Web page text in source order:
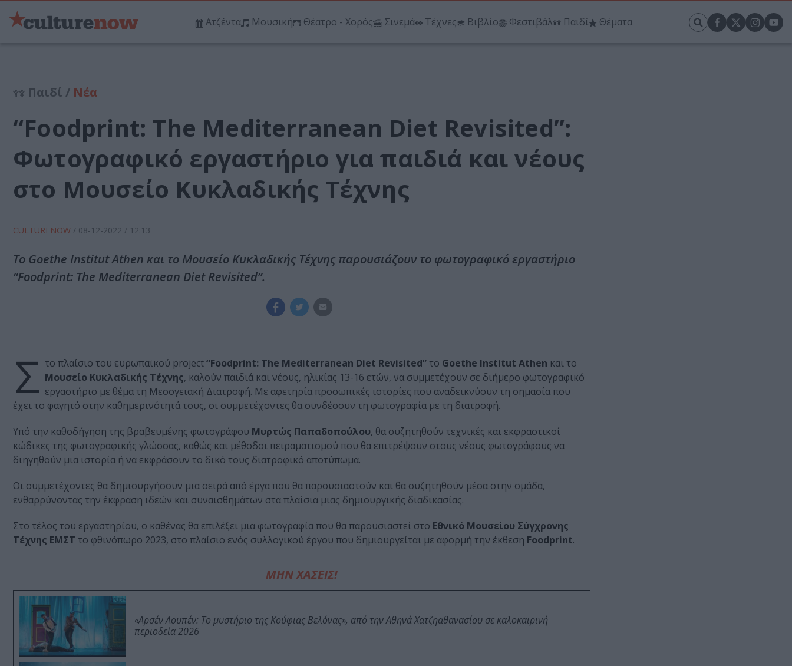
Ατζέντα Μουσική Θέατρο - Χορός Σινεμά Τέχνες Βιβλίο Φεστιβάλ Παιδί Θέματα
Παιδί / Νέα
“Foodprint: The Mediterranean Diet Revisited”:
Φωτογραφικό εργαστήριο για παιδιά και νέους
στο Μουσείο Κυκλαδικής Τέχνης
CULTURENOW / 08-12-2022 / 12:13
Το Goethe Institut Athen και το Μουσείο Κυκλαδικής Τέχνης παρουσιάζουν το φωτογραφικό εργαστήριο
“Foodprint: The Mediterranean Diet Revisited”.
Σ το πλαίσιο του ευρωπαϊκού project“Foodprint: The Mediterranean Diet Revisited” το Goethe Institut Athen και το
Μουσείο Κυκλαδικής Τέχνης, καλούν παιδιά και νέους, ηλικίας 13-16 ετών, να συμμετέχουν σε διήμερο φωτογραφικό
εργαστήριο με θέμα τη Μεσογειακή Διατροφή. Με αφετηρία προσωπικές ιστορίες που αναδεικνύουν τη σημασία που
έχει το φαγητό στην καθημερινότητά τους, οι συμμετέχοντες θα συνδέσουν τη φωτογραφία με τη διατροφή.
Υπό την καθοδήγηση της βραβευμένης φωτογράφου Μυρτώς Παπαδοπούλου, θα συζητηθούν τεχνικές και εκφραστικοί
κώδικες της φωτογραφικής γλώσσας, καθώς και μέθοδοι πειραματισμού που θα επιτρέψουν στους νέους φωτογράφους να
διηγηθούν μια ιστορία ή να εκφράσουν το δικό τους διατροφικό αποτύπωμα.
Οι συμμετέχοντες θα δημιουργήσουν μια σειρά από έργα που θα παρουσιαστούν και θα συζητηθούν μέσα στην ομάδα,
ενθαρρύνοντας την έκφραση ιδεών και συναισθημάτων στα πλαίσια μιας δημιουργικής διαδικασίας.
Στο τέλος του εργαστηρίου, ο καθένας θα επιλέξει μια φωτογραφία που θα παρουσιαστεί στο Εθνικό Μουσείου Σύγχρονης
Τέχνης ΕΜΣΤ το φθινόπωρο 2023, στο πλαίσιο ενός συλλογικού έργου που δημιουργείται με αφορμή την έκθεση Foodprint.
ΜΗΝ ΧΑΣΕΙΣ!
«Αρσέν Λουπέν: Το μυστήριο της Κούφιας Βελόνας», από την Αθηνά Χατζηαθανασίου σε καλοκαιρινή
περιοδεία 2026